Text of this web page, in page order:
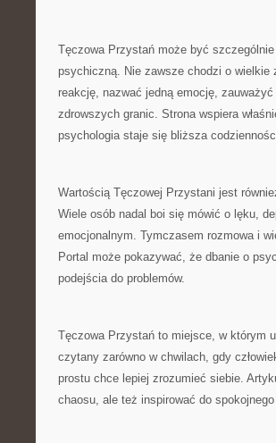
Tęczowa Przystań może być
psychiczną. Nie zawsze chodzi o
reakcję, nazwać jedną emocję,
zdrowszych granic. Strona wspiera
psychologia staje się bliższa
Wartością Tęczowej Przystani jest
Wiele osób nadal boi się mówić o lęku,
emocjonalnym. Tymczasem rozmowa i
Portal może pokazywać, że dbanie o
podejścia do problemów.
Tęczowa Przystań to miejsce, w którym
czytany zarówno w chwilach, gdy
prostu chce lepiej zrozumieć siebie.
chaosu, ale też inspirować do